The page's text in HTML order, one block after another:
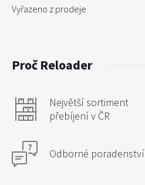
Vyřazeno z prodeje
Proč Reloader
Největší sortiment
přebíjení v ČR
Odborné poradenství